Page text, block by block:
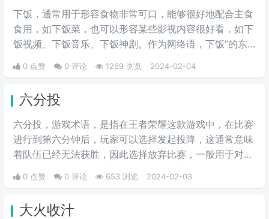
成“到对手背后，抢走他的资产”等。
下饭，通常用于形容食物非常可口，能够很好地配合主食
食用，如下饭菜，也可以形容某些影视内容很好看，如下
饭视频、下饭音乐、下饭神剧。作为网络语，下饭”的东
西即是“好菜”，常见于游戏圈，用来形容某个人的操作非
常的菜，因为菜，所以下饭。‌‌‌‌‌‌‌‌是一种调侃玩家操作水平差
差或出现了低级的错误，令人难以忍受。
0 点赞 0 评论 1269 浏览 2024-02-04
六分投
六分投，游戏术语，是指在王者荣耀这款游戏中，在比赛
进行到第六分钟后，玩家可以选择发起投降，这通常意味
着队伍已经无法获胜，因此选择放弃比赛，一般用于对手
太强，队友太坑的逆境中，表达绝望的心情。六分投开
局，则是指的开局阵容没选好，开局就逆风了，所以叫六
0 点赞 0 评论 653 浏览 2024-02-03
大火收汁